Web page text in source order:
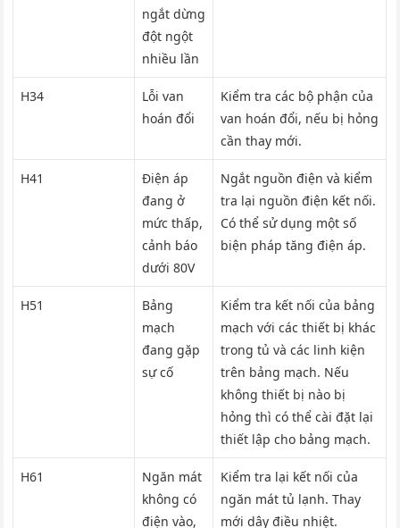
ngắt dừng
đột ngột
nhiều lần
H34
Lỗi van
hoán đổi
Kiểm tra các bộ phận của
van hoán đổi, nếu bị hỏng
cần thay mới.
H41
Điện áp
đang ở
mức thấp,
cảnh báo
dưới 80V
Ngắt nguồn điện và kiểm
tra lại nguồn điện kết nối.
Có thể sử dụng một số
biện pháp tăng điện áp.
H51
Bảng
mạch
đang gặp
sự cố
Kiểm tra kết nối của bảng
mạch với các thiết bị khác
trong tủ và các linh kiện
trên bảng mạch. Nếu
không thiết bị nào bị
hỏng thì có thể cài đặt lại
thiết lập cho bảng mạch.
H61
Ngăn mát
không có
điện vào,
Kiểm tra lại kết nối của
ngăn mát tủ lạnh. Thay
mới dây điều nhiệt.